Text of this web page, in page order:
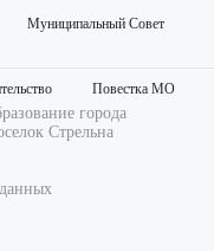
Муниципальный Совет
Повестка МО
города
Стрельна